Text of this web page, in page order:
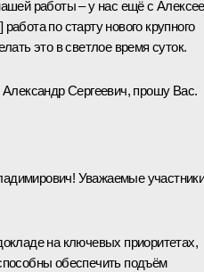
работы – у нас ещё с
по старту нового крупного
это в светлое время суток.
Сергеевич, прошу Вас.
Уважаемые
на ключевых приоритетах,
обеспечить подъём